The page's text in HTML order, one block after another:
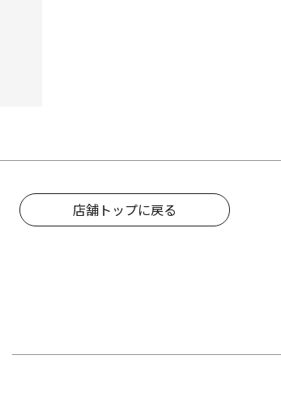
店舗トップに戻る